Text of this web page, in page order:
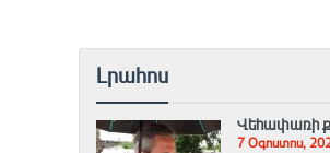
Լրահոս
Վեհափառի
7 Օգոստոս,